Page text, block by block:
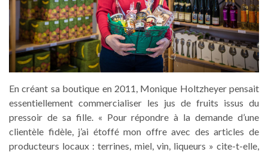
En créant sa boutique en 2011, Monique Holtzheyer pensait
essentiellement commercialiser les jus de fruits issus du
pressoir de sa fille. « Pour répondre à la demande d’une
clientèle fidèle, j’ai étoffé mon offre avec des articles de
producteurs locaux : terrines, miel, vin, liqueurs » cite-t-elle,